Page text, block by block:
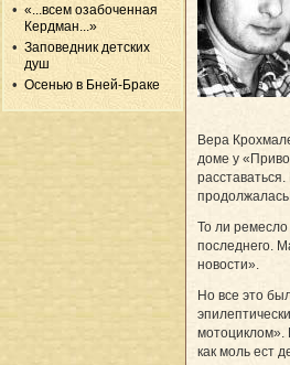
«...всем озабоченная
Кердман...»
Заповедник детских
душ
Осенью в Бней-Браке
Вера
доме у
То ли
последнего.
новости».
Но все это
мотоциклом».
как моль ест